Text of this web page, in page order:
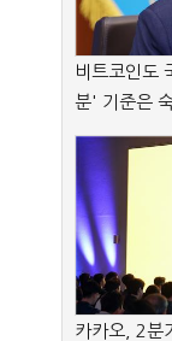
비트코인도
분' 기준은 숙
카카오, 2분